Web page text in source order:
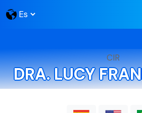
CIR
DRA. LUCY